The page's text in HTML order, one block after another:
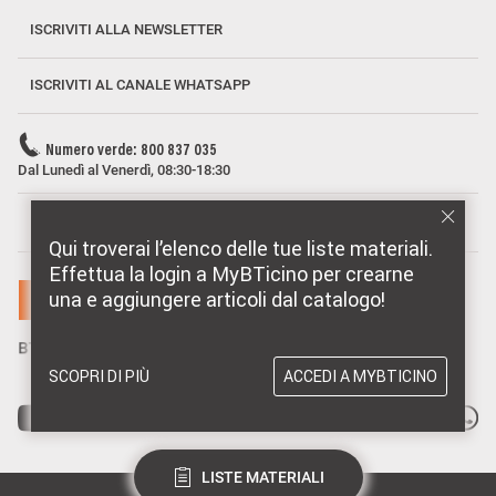
Qui troverai l’elenco delle tue liste materiali.
Effettua la login a MyBTicino per crearne
una e aggiungere articoli dal catalogo!
SCOPRI DI PIÙ ACCEDI A MYBTICINO
LISTE MATERIALI
ISCRIVITI ALLA NEWSLETTER
ISCRIVITI AL CANALE WHATSAPP
Numero verde: 800 837 035
Dal Lunedì al Venerdì, 08:30-18:30